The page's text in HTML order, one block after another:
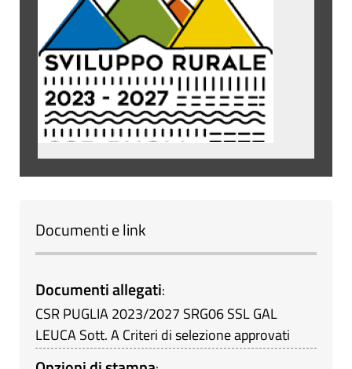
Documenti e link
Documenti allegati:
CSR PUGLIA 2023/2027 SRG06 SSL GAL
LEUCA Sott. A Criteri di selezione approvati